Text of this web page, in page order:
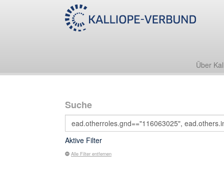
Über
Suche
Aktive Filter
Alle Filter entfernen